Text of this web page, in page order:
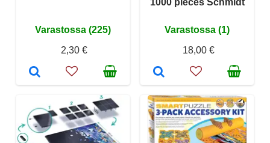
Varastossa (225)
2,30 €
Varastossa (1)
18,00 €